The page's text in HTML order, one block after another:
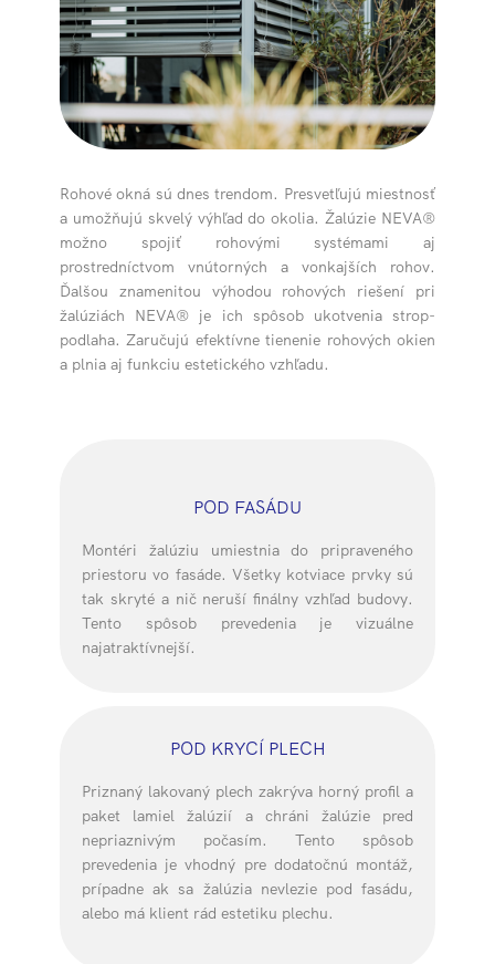
Rohové okná sú dnes trendom. Presvetľujú miestnosť
a umožňujú skvelý výhľad do okolia. Žalúzie NEVA®
možno spojiť rohovými systémami aj
prostredníctvom vnútorných a vonkajších rohov.
Ďalšou znamenitou výhodou rohových riešení pri
žalúziách NEVA® je ich spôsob ukotvenia strop-
podlaha. Zaručujú efektívne tienenie rohových okien
a plnia aj funkciu estetického vzhľadu.
POD FASÁDU
Montéri žalúziu umiestnia do pripraveného
priestoru vo fasáde. Všetky kotviace prvky sú
tak skryté a nič neruší finálny vzhľad budovy.
Tento spôsob prevedenia je vizuálne
najatraktívnejší.
POD KRYCÍ PLECH
Priznaný lakovaný plech zakrýva horný profil a
paket lamiel žalúzií a chráni žalúzie pred
nepriaznivým počasím. Tento spôsob
prevedenia je vhodný pre dodatočnú montáž,
prípadne ak sa žalúzia nevlezie pod fasádu,
alebo má klient rád estetiku plechu.